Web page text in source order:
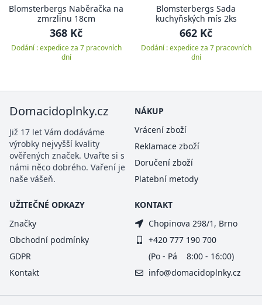
Blomsterbergs Naběračka na
zmrzlinu 18cm
368 Kč
Dodání : expedice za 7 pracovních
dní
Blomsterbergs Sada
kuchyňských mís 2ks
662 Kč
Dodání : expedice za 7 pracovních
dní
Domacidoplnky.cz
Již 17 let Vám dodáváme
výrobky nejvyšší kvality
ověřených značek. Uvařte si s
námi něco dobrého. Vaření je
naše vášeň.
NÁKUP
Vrácení zboží
Reklamace zboží
Doručení zboží
Platební metody
UŽITEČNÉ ODKAZY
Značky
Obchodní podmínky
GDPR
Kontakt
KONTAKT
Chopinova 298/1, Brno
+420 777 190 700
(Po - Pá 8:00 - 16:00)
info@domacidoplnky.cz